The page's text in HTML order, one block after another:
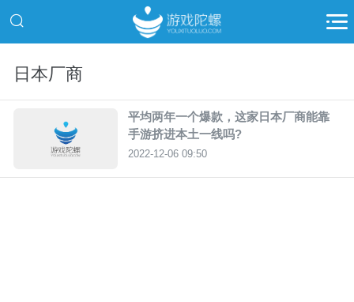
日本厂商
平均两年一个爆款，这家日本厂商能靠
手游挤进本土一线吗?
2022-12-06 09:50